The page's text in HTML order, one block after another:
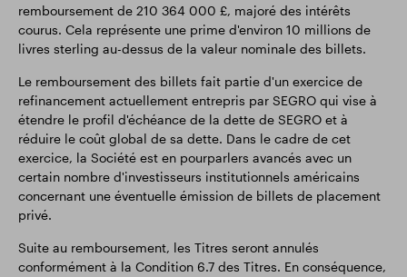
remboursement de 210 364 000 £, majoré des intérêts
courus. Cela représente une prime d'environ 10 millions de
livres sterling au-dessus de la valeur nominale des billets.
Le remboursement des billets fait partie d'un exercice de
refinancement actuellement entrepris par SEGRO qui vise à
étendre le profil d'échéance de la dette de SEGRO et à
réduire le coût global de sa dette. Dans le cadre de cet
exercice, la Société est en pourparlers avancés avec un
certain nombre d'investisseurs institutionnels américains
concernant une éventuelle émission de billets de placement
privé.
Suite au remboursement, les Titres seront annulés
conformément à la Condition 6.7 des Titres. En conséquence,